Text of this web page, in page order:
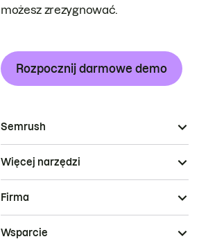
możesz zrezygnować.
Rozpocznij darmowe demo
Semrush
Więcej narzędzi
Firma
Wsparcie